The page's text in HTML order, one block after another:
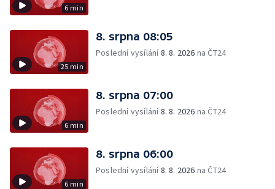
6 min
25 min
8. srpna 08:05
Poslední vysílání8. 8. 2026 na ČT24
6 min
8. srpna 07:00
Poslední vysílání8. 8. 2026 na ČT24
6 min
8. srpna 06:00
Poslední vysílání8. 8. 2026 na ČT24